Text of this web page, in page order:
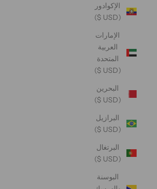
الإكوادور
(USD $)
الإمارات
العربية
المتحدة
(USD $)
البحرين
(USD $)
البرازيل
(USD $)
البرتغال
(USD $)
البوسنة